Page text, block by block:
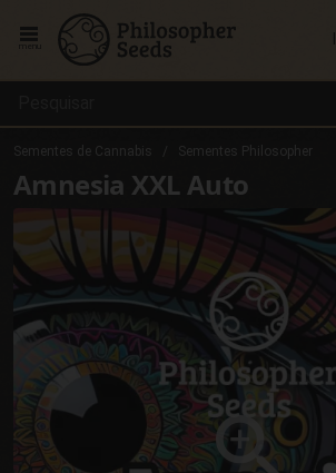
Sementes de Cannabis Sementes Philosopher
Amnesia XXL Auto